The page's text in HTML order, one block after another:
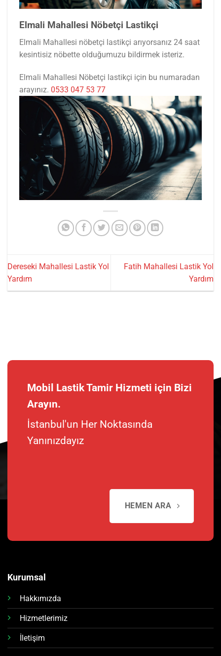
Elmali Mahallesi Nöbetçi Lastikçi
Elmali Mahallesi nöbetçi lastikçi arıyorsanız 24 saat
kesintisiz nöbette olduğumuzu bildirmek isteriz.
Elmali Mahallesi Nöbetçi lastikçi için bu numaradan
arayınız. 0533 047 53 77
Dereseki Mahallesi Lastik Yol
Yardım
Fatih Mahallesi Lastik Yol
Yardım
Mobil Lastik Tamir Hizmeti için Bizi
Arayın.
İstanbul'un Her Noktasında
Yanınızdayız
HEMEN ARA
Kurumsal
Hakkımızda
Hizmetlerimiz
İletişim